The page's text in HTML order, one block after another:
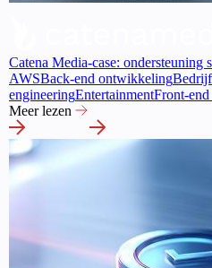
Catena Media-case:
AWSBack-end ontwikkeling
engineeringEntertainmentFront-
Meer lezen